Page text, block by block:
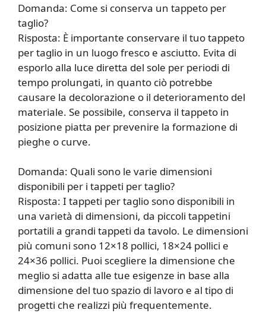
Domanda: Come si conserva un tappeto per
taglio?
Risposta: È importante conservare il tuo tappeto
per taglio in un luogo fresco e asciutto. Evita di
esporlo alla luce diretta del sole per periodi di
tempo prolungati, in quanto ciò potrebbe
causare la decolorazione o il deterioramento del
materiale. Se possibile, conserva il tappeto in
posizione piatta per prevenire la formazione di
pieghe o curve.
Domanda: Quali sono le varie dimensioni
disponibili per i tappeti per taglio?
Risposta: I tappeti per taglio sono disponibili in
una varietà di dimensioni, da piccoli tappetini
portatili a grandi tappeti da tavolo. Le dimensioni
più comuni sono 12×18 pollici, 18×24 pollici e
24×36 pollici. Puoi scegliere la dimensione che
meglio si adatta alle tue esigenze in base alla
dimensione del tuo spazio di lavoro e al tipo di
progetti che realizzi più frequentemente.